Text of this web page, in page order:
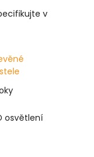
v
osvětlení